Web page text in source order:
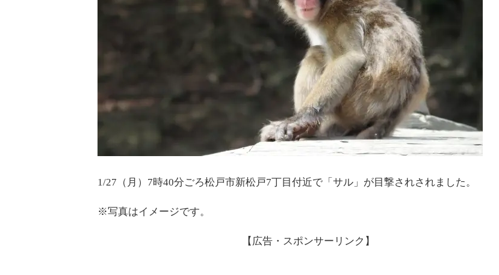
1/27（月）7時40分ごろ松戸市新松戸7丁目付近で「サル」が目撃されされました。
※写真はイメージです。
【広告・スポンサーリンク】